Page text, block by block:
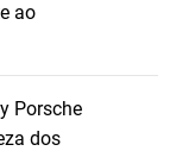
ao
Porsche
dos